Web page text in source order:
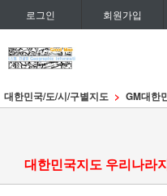
로그인 회원가입
대한민국/도/시/구별지도 GM대한
대한민국지도 우리나라